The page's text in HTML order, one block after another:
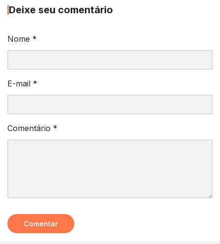
Deixe seu comentário
Comentário *
Nome *
E-mail *